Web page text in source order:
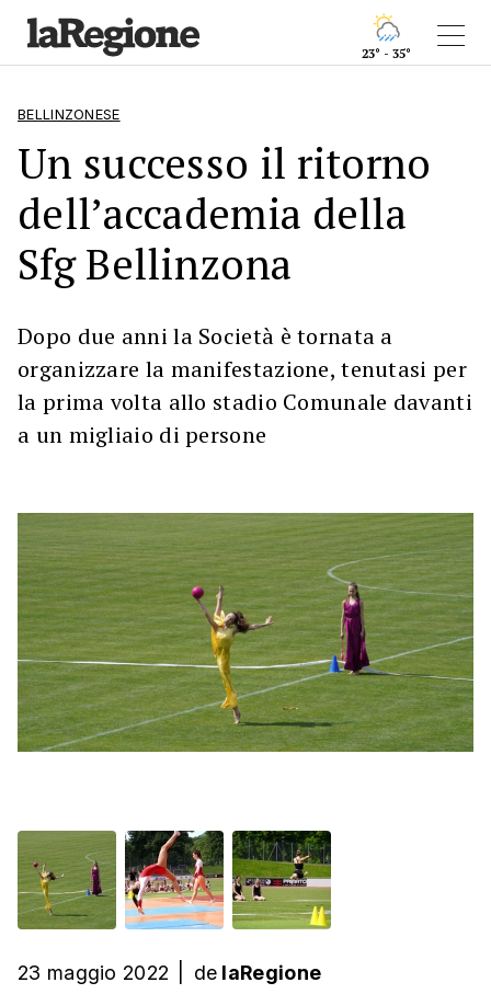
23° - 35°
BELLINZONESE
Un successo il ritorno
dell’accademia della
Sfg Bellinzona
Dopo due anni la Società è tornata a
organizzare la manifestazione, tenutasi per
la prima volta allo stadio Comunale davanti
a un migliaio di persone
23 maggio 2022 de laRegione